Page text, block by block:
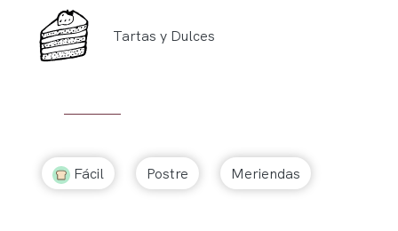
Tartas y Dulces
Fácil Postre Meriendas